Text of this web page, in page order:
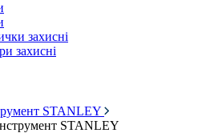
захисні
захисні
STANLEY
STANLEY